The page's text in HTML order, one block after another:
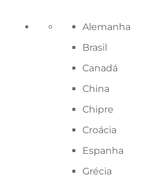
Alemanha
Brasil
Canadá
China
Chipre
Croácia
Espanha
Grécia